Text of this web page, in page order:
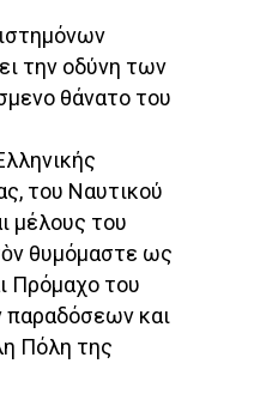
την οδύνη των
θάνατο του
του Ναυτικού
μέλους του
θυμόμαστε ως
Πρόμαχο του
παραδόσεων και
Πόλη της